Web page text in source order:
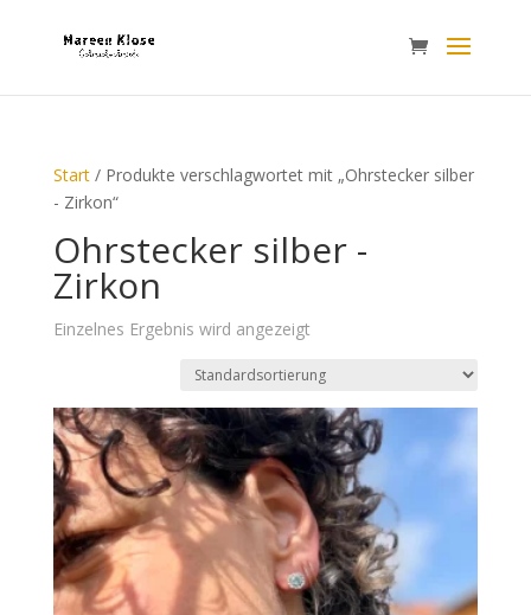
Start/ Produkte verschlagwortet mit „Ohrstecker silber
- Zirkon“
Ohrstecker silber -
Zirkon
Einzelnes Ergebnis wird angezeigt